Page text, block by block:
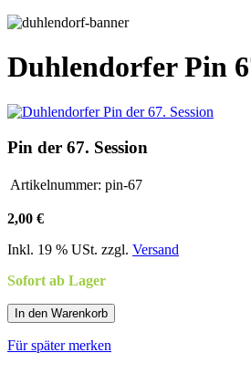
Duhlendorfer Pin
Pin der 67. Session
Artikelnummer: pin-67
2,00 €
Inkl. 19 % USt. zzgl. Versand
Sofort ab Lager
In den Warenkorb
Für später merken